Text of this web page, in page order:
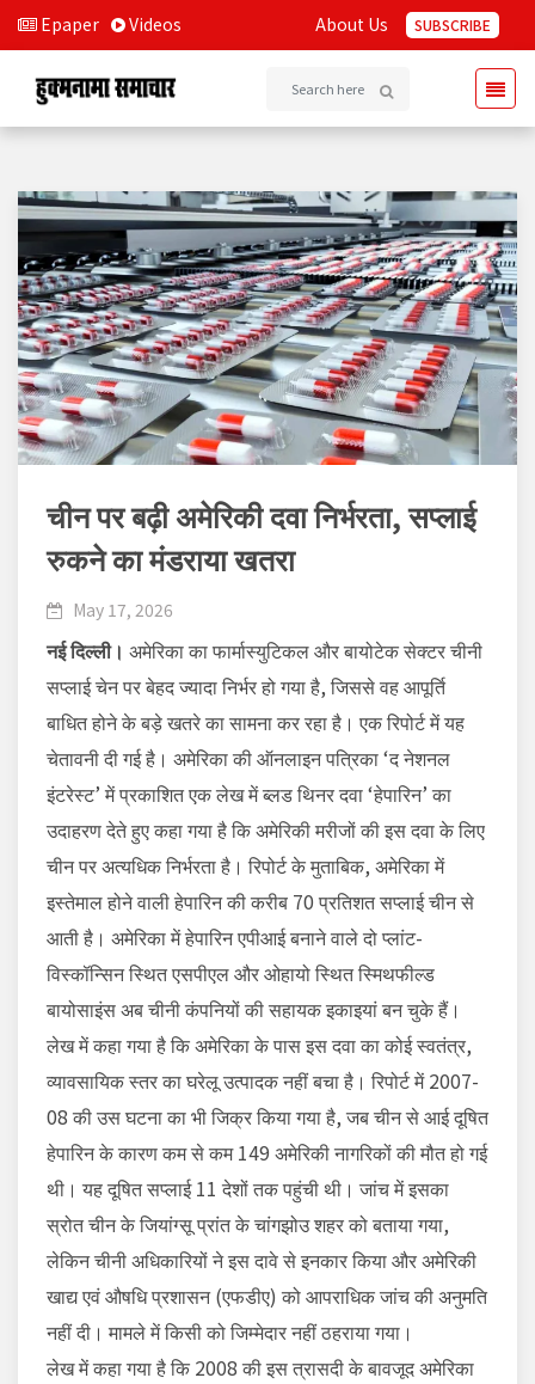
Epaper Videos About Us SUBSCRIBE
चीन पर बढ़ी अमेरिकी दवा निर्भरता, सप्लाई
रुकने का मंडराया खतरा
May 17, 2026
नई दिल्ली। अमेरिका का फार्मास्युटिकल और बायोटेक सेक्टर चीनी
सप्लाई चेन पर बेहद ज्यादा निर्भर हो गया है, जिससे वह आपूर्ति
बाधित होने के बड़े खतरे का सामना कर रहा है। एक रिपोर्ट में यह
चेतावनी दी गई है। अमेरिका की ऑनलाइन पत्रिका ‘द नेशनल
इंटरेस्ट’ में प्रकाशित एक लेख में ब्लड थिनर दवा ‘हेपारिन’ का
उदाहरण देते हुए कहा गया है कि अमेरिकी मरीजों की इस दवा के लिए
चीन पर अत्यधिक निर्भरता है। रिपोर्ट के मुताबिक, अमेरिका में
इस्तेमाल होने वाली हेपारिन की करीब 70 प्रतिशत सप्लाई चीन से
आती है। अमेरिका में हेपारिन एपीआई बनाने वाले दो प्लांट-
विस्कॉन्सिन स्थित एसपीएल और ओहायो स्थित स्मिथफील्ड
बायोसाइंस अब चीनी कंपनियों की सहायक इकाइयां बन चुके हैं।
लेख में कहा गया है कि अमेरिका के पास इस दवा का कोई स्वतंत्र,
व्यावसायिक स्तर का घरेलू उत्पादक नहीं बचा है। रिपोर्ट में 2007-
08 की उस घटना का भी जिक्र किया गया है, जब चीन से आई दूषित
हेपारिन के कारण कम से कम 149 अमेरिकी नागरिकों की मौत हो गई
थी। यह दूषित सप्लाई 11 देशों तक पहुंची थी। जांच में इसका
स्रोत चीन के जियांग्सू प्रांत के चांगझोउ शहर को बताया गया,
लेकिन चीनी अधिकारियों ने इस दावे से इनकार किया और अमेरिकी
खाद्य एवं औषधि प्रशासन (एफडीए) को आपराधिक जांच की अनुमति
नहीं दी। मामले में किसी को जिम्मेदार नहीं ठहराया गया।
लेख में कहा गया है कि 2008 की इस त्रासदी के बावजूद अमेरिका